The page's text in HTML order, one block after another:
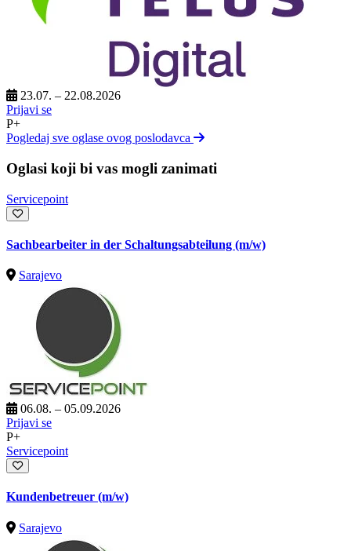
23.07. – 22.08.2026
Prijavi se
P+
Pogledaj sve oglase ovog poslodavca
Oglasi koji bi vas mogli zanimati
Servicepoint
Sachbearbeiter in der Schaltungsabteilung (m/w)
Sarajevo
06.08. – 05.09.2026
Prijavi se
P+
Servicepoint
Kundenbetreuer (m/w)
Sarajevo